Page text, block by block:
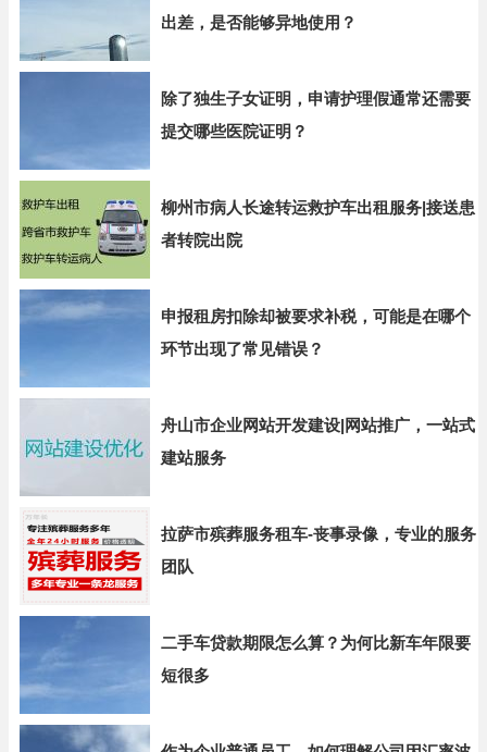
出差，是否能够异地使用？
除了独生子女证明，申请护理假通常还需要
提交哪些医院证明？
柳州市病人长途转运救护车出租服务|接送患
者转院出院
申报租房扣除却被要求补税，可能是在哪个
环节出现了常见错误？
舟山市企业网站开发建设|网站推广，一站式
建站服务
拉萨市殡葬服务租车-丧事录像，专业的服务
团队
二手车贷款期限怎么算？为何比新车年限要
短很多